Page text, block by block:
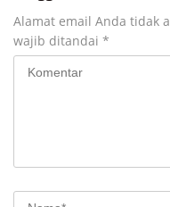
Alamat email Anda tidak
wajib ditandai *